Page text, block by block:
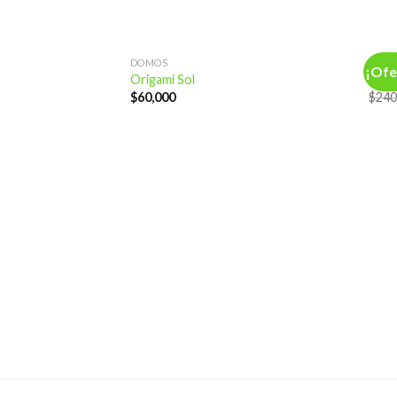
DOMOS
Origami Sol
$60,000
$